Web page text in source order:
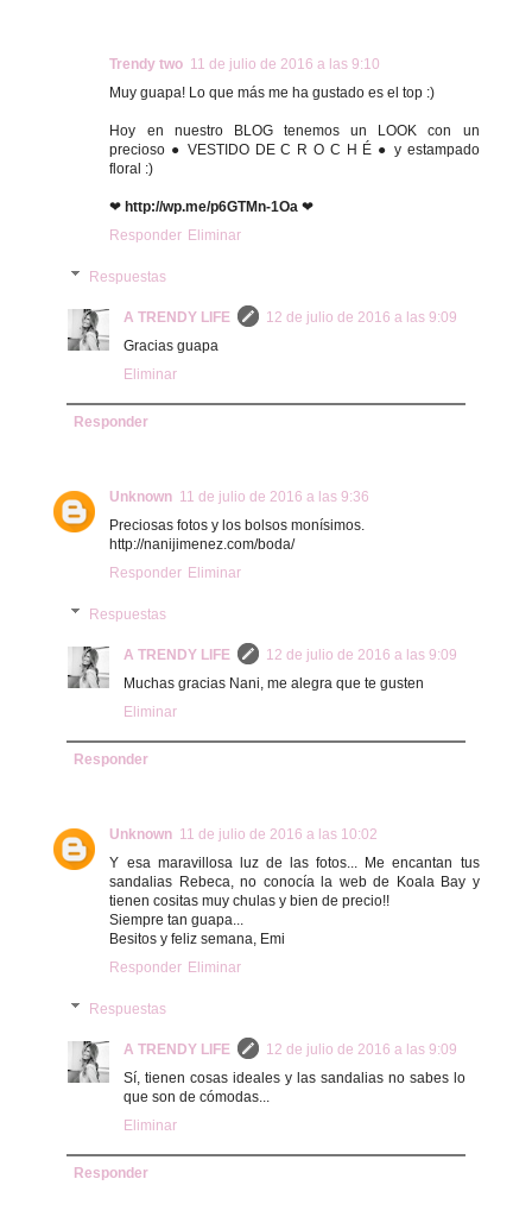
Trendy two 11 de julio de 2016 a las 9:10
Muy guapa! Lo que más me ha gustado es el top :)
Hoy en nuestro BLOG tenemos un LOOK con un
precioso ● VESTIDO DE C R O C H É ● y estampado
floral :)
❤ http://wp.me/p6GTMn-1Oa❤
Responder Eliminar
Respuestas
A TRENDY LIFE
12 de julio de 2016 a las 9:09
Gracias guapa
Eliminar
Responder
Unknown 11 de julio de 2016 a las 9:36
Preciosas fotos y los bolsos monísimos.
http://nanijimenez.com/boda/
Responder Eliminar
Respuestas
A TRENDY LIFE
12 de julio de 2016 a las 9:09
Muchas gracias Nani, me alegra que te gusten
Eliminar
Responder
Unknown 11 de julio de 2016 a las 10:02
Y esa maravillosa luz de las fotos... Me encantan tus
sandalias Rebeca, no conocía la web de Koala Bay y
tienen cositas muy chulas y bien de precio!!
Siempre tan guapa...
Besitos y feliz semana, Emi
Responder Eliminar
Respuestas
A TRENDY LIFE
12 de julio de 2016 a las 9:09
Sí, tienen cosas ideales y las sandalias no sabes lo
que son de cómodas...
Eliminar
Responder